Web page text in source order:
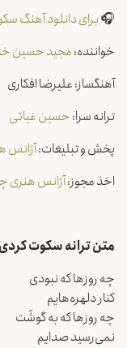
🎧برای دانلود آهنگ
خواننده:مجید حسین
آهنگساز: علیرضا افکاری
ترانه سرا:حسین غیاثی
پخش و تبلیغات:آژانس
اخذ مجوز:آژانس هنری
متن ترانه سکوت
چه روزها که نبودی
کنار دلهره‌هایم
چه روزها که به گوشَت
نمی‌رسید صدایم